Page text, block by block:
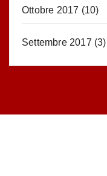
Ottobre 2017 (10)
Settembre 2017 (3)